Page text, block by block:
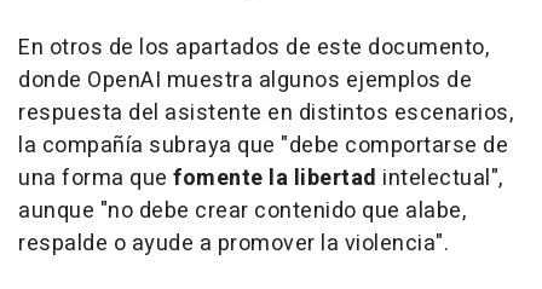
En otros de los apartados de este documento,
donde OpenAI muestra algunos ejemplos de
respuesta del asistente en distintos escenarios,
la compañía subraya que "debe comportarse de
una forma que fomente la libertad intelectual",
aunque "no debe crear contenido que alabe,
respalde o ayude a promover la violencia".